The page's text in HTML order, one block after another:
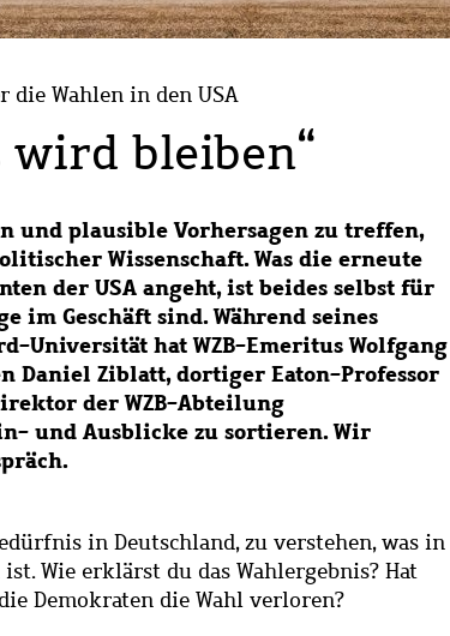
Wahlen in den USA
wird bleiben“
plausible Vorhersagen zu treffen,
Wissenschaft. Was die erneute
der USA angeht, ist beides selbst für
im Geschäft sind. Während seines
Universität hat WZB-Emeritus Wolfgang
Daniel Ziblatt, dortiger Eaton-Professor
der WZB-Abteilung
und Ausblicke zu sortieren. Wir
in Deutschland, zu verstehen, was in
Wie erklärst du das Wahlergebnis? Hat
Demokraten die Wahl verloren?